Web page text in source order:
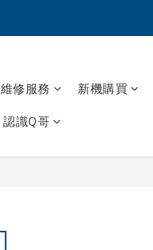
維修服務 新機購買
認識Q哥